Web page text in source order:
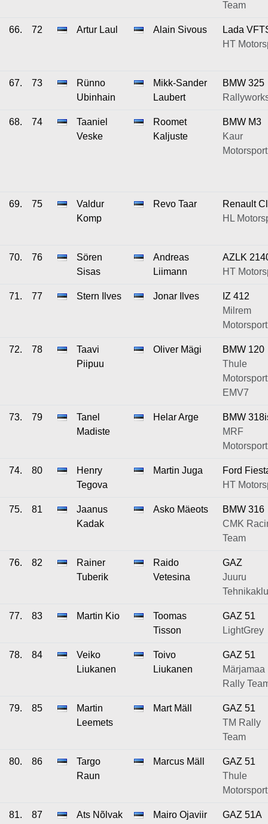
Team
66. 72 Artur Laul Alain Sivous
Lada
HT
67. 73
Rünno
Ubinhain
Mikk-Sander
Laubert
BMW 325
68. 74
Taaniel
Veske
Roomet
Kaljuste
BMW M3
Kaur
Motorsport
69. 75
Valdur
Komp
Revo Taar
Renault
HL
70. 76
Sören
Sisas
Andreas
Liimann
AZLK
HT
71. 77 Stern Ilves Jonar Ilves
IZ 412
Milrem
Motorsport
72. 78
Taavi
Piipuu
Oliver Mägi
BMW 120
Thule
EMV7
73. 79
Tanel
Madiste
Helar Arge
BMW
MRF
Motorsport
74. 80
Henry
Tegova
Martin Juga
Ford
HT
75. 81
Jaanus
Kadak
Asko Mäeots
BMW 316
CMK
Team
76. 82
Rainer
Tuberik
Raido
Vetesina
GAZ
Juuru
77. 83 Martin Kio
Toomas
Tisson
GAZ 51
LightGrey
78. 84
Veiko
Liukanen
Toivo
Liukanen
GAZ 51
Märjamaa
Rally
79. 85
Martin
Leemets
Mart Mäll
GAZ 51
TM Rally
Team
80. 86
Targo
Raun
Marcus Mäll
GAZ 51
Thule
Motorsport
81. 87 Ats Nõlvak Mairo Ojaviir
GAZ 51A